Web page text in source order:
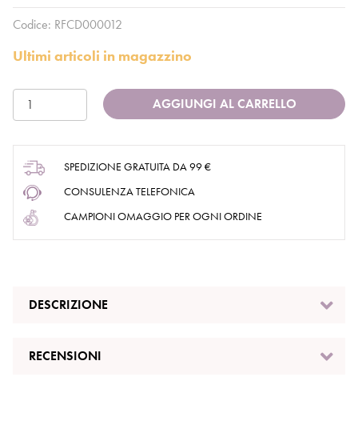
Codice: RFCD000012
Ultimi articoli in magazzino
AGGIUNGI AL CARRELLO
SPEDIZIONE GRATUITA DA 99 €
CONSULENZA TELEFONICA
CAMPIONI OMAGGIO PER OGNI ORDINE
DESCRIZIONE
RECENSIONI